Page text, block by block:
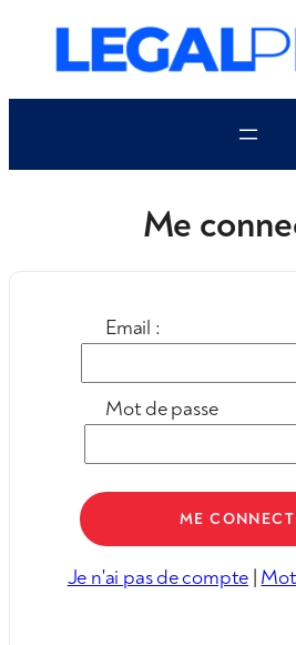
contenu
Me
Email :
Mot de passe
Je n'ai pas de compte |